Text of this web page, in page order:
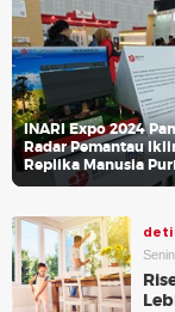
INARI Expo 2024
Radar Pemantau
Replika Manusia